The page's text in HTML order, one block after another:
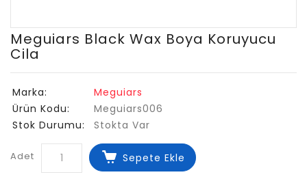
Meguiars Black Wax Boya Koruyucu
Cila
Marka:
Meguiars
Ürün Kodu:
Meguiars006
Stok Durumu:
Stokta Var
Adet Sepete Ekle